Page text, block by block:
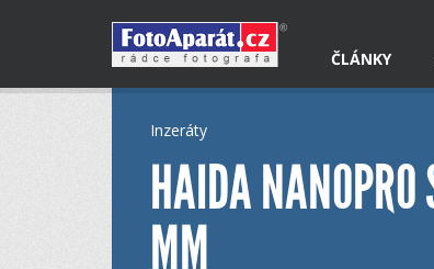
ČLÁNKY
Inzeráty
HAIDA NANOPRO
MM